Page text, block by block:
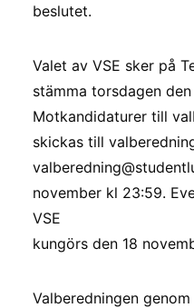
beslutet.
Valet av VSE sker på
stämma torsdagen
Motkandidaturer till
skickas till
november kl 23:59.
VSE
kungörs den 18
Valberedningen genom